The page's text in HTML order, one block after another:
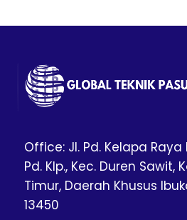
Office: Jl. Pd. Kelapa Raya
Pd. Klp., Kec. Duren Sawit,
Timur, Daerah Khusus
13450